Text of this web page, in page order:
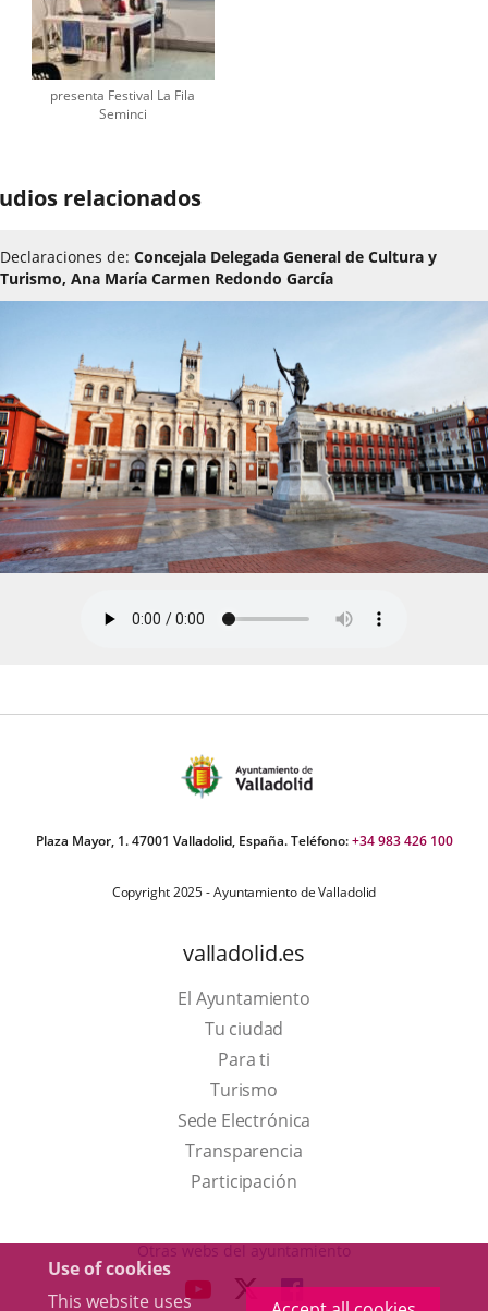
Use of cookies
This website uses
presenta Festival La Fila
Seminci
relacionados
Declaraciones de: Concejala Delegada General de Cultura y
Turismo, Ana María Carmen Redondo García
Plaza Mayor, 1. 47001 Valladolid, España. Teléfono:+34 983 426 100
Copyright 2025 - Ayuntamiento de Valladolid
valladolid.es
El Ayuntamiento
Tu ciudad
Para ti
TurismoThis
link
will
open
a
up
Sede Electrónica
Transparencia
Participación
Otras webs del ayuntamiento
LINK LINKLINK